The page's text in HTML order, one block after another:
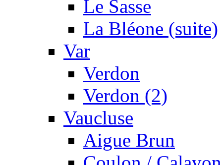
Le Sasse
La Bléone (suite)
Var
Verdon
Verdon (2)
Vaucluse
Aigue Brun